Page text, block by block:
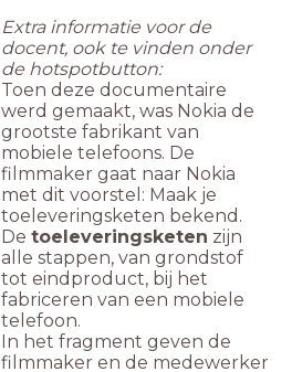
Extra informatie voor de
docent, ook te vinden onder
de hotspotbutton:
Toen deze documentaire
werd gemaakt, was Nokia de
grootste fabrikant van
mobiele telefoons. De
filmmaker gaat naar Nokia
met dit voorstel: Maak je
toeleveringsketen bekend.
De toeleveringsketen zijn
alle stappen, van grondstof
tot eindproduct, bij het
fabriceren van een mobiele
telefoon.
In het fragment geven de
filmmaker en de medewerker